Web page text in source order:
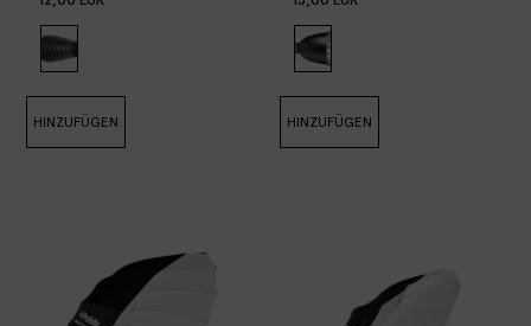
HINZUFÜGEN HINZUFÜGEN